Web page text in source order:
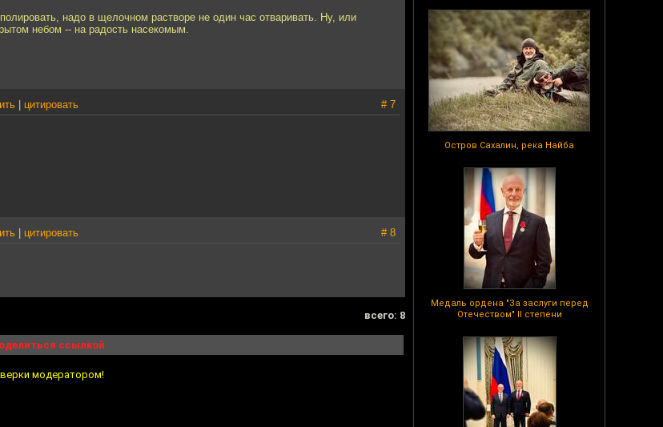
Остров Сахалин, река Найба
Медаль ордена "За заслуги перед
Отечеством" II степени
надо в щелочном растворе не один час отваривать. Ну, или
небом -- на радость насекомым.
цитировать # 7
цитировать # 8
всего: 8
ссылкой
модератором!